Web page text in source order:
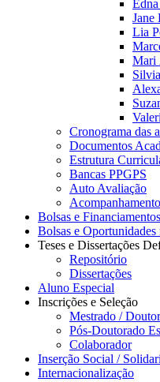
Jane
Lia
Mari
Cronograma das
Documentos
Estrutura
Bancas PPGPS
Auto Avaliação
Bolsas e Financiamentos
Bolsas e
Teses e Dissertações
Repositório
Dissertações
Aluno Especial
Inscrições e Seleção
Mestrado /
Pós-Doutorado
Colaborador
Inserção Social /
Internacionalização